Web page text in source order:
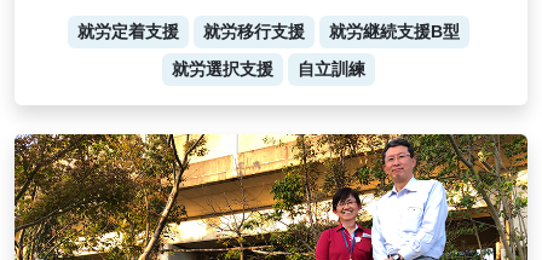
就労定着支援 就労移行支援
就労継続支援B型
就労選択支援
自立訓練